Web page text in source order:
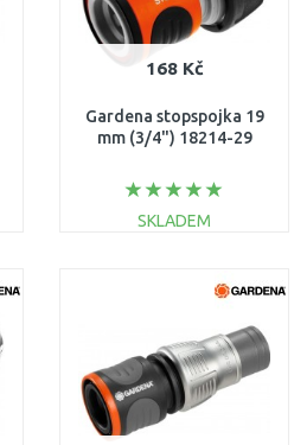
168 Kč
Gardena stopspojka 19
mm (3/4") 18214-29
SKLADEM